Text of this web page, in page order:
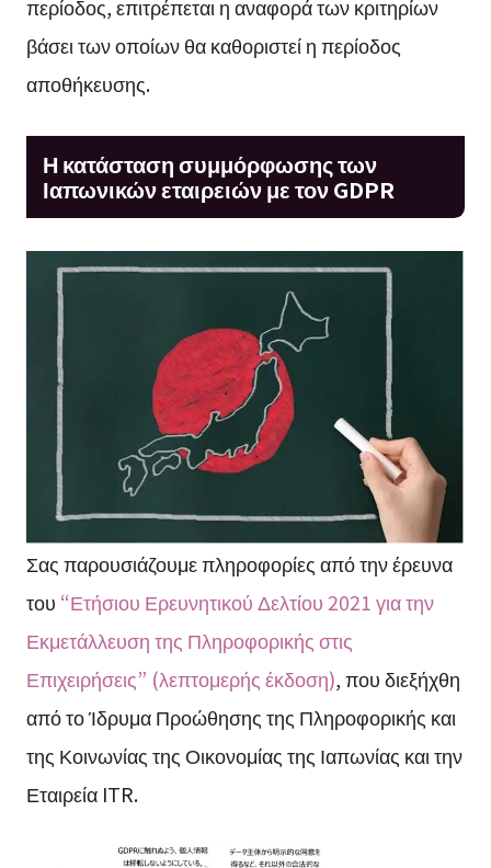
περίοδος, επιτρέπεται η αναφορά των κριτηρίων
βάσει των οποίων θα καθοριστεί η περίοδος
αποθήκευσης.
Η κατάσταση συμμόρφωσης των
Ιαπωνικών εταιρειών με τον GDPR
Σας παρουσιάζουμε πληροφορίες από την έρευνα
του “Ετήσιου Ερευνητικού Δελτίου 2021 για την
Εκμετάλλευση της Πληροφορικής στις
Επιχειρήσεις” (λεπτομερής έκδοση), που διεξήχθη
από το Ίδρυμα Προώθησης της Πληροφορικής και
της Κοινωνίας της Οικονομίας της Ιαπωνίας και την
Εταιρεία ITR.